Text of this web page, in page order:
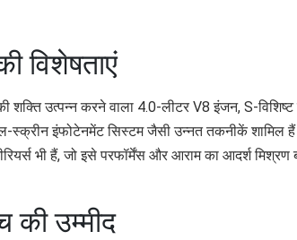
विशेषताएं
उत्पन्न करने वाला 4.0-लीटर V8 इंजन, S-विशिष्ट
स्क्रीन इंफोटेनमेंट सिस्टम जैसी उन्नत तकनीकें शामिल
भी हैं, जो इसे परफॉर्मेंस और आराम का आदर्श मिश्रण
की उम्मीद